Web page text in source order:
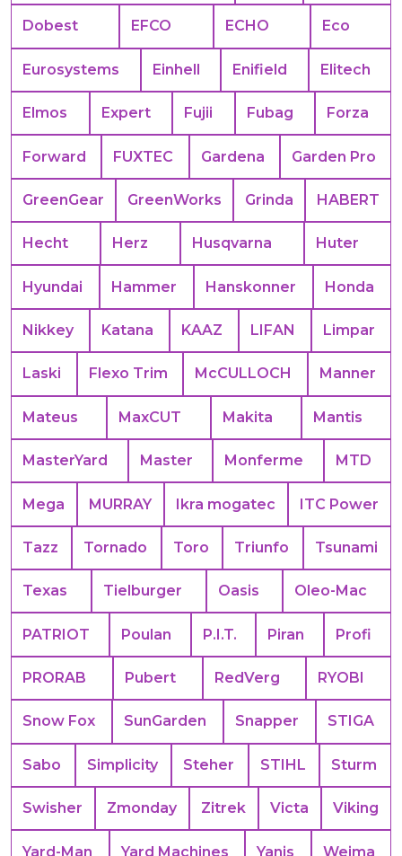
Dobest EFCO ECHO Eco
Eurosystems Einhell Enifield Elitech
Elmos Expert Fujii Fubag Forza
Forward FUXTEC Gardena Garden Pro
GreenGear GreenWorks Grinda HABERT
Hecht Herz Husqvarna Huter
Hyundai Hammer Hanskonner Honda
Nikkey Katana KAAZ LIFAN Limpar
Laski Flexo Trim McCULLOCH Manner
Mateus MaxCUT Makita Mantis
MasterYard Master Monferme MTD
Mega MURRAY Ikra mogatec ITC Power
Tazz Tornado Toro Triunfo Tsunami
Texas Tielburger Oasis Oleo-Mac
PATRIOT Poulan P.I.T. Piran Profi
PRORAB Pubert RedVerg RYOBI
Snow Fox SunGarden Snapper STIGA
Sabo Simplicity Steher STIHL Sturm
Swisher Zmonday Zitrek Victa Viking
Yard-Man Yard Machines Yanis Weima